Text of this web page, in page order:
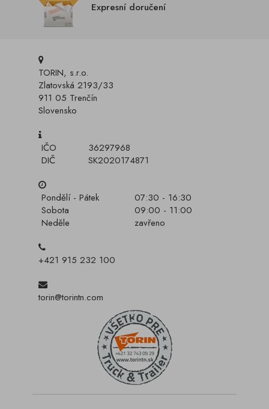
Expresní doručení
TORIN, s.r.o.
Zlatovská 2193/33
911 05 Trenčín
Slovensko
IČO
36297968
DIČ
SK2020174871
Pondělí - Pátek
07:30 - 16:30
Sobota
09:00 - 11:00
Neděle
zavřeno
+421 915 232 100
torin@torintn.com